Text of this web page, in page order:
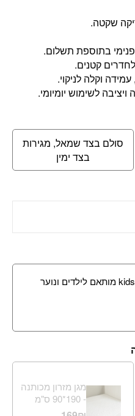
בתוספת תשלום.
קטנים.
וקלה לניקוי.
לשימוש יומיומי.
סולם בצד שמאל, מגירות
בצד ימין
מזרן דגם kids visco מותאם לילדים ונוער
מגן מזרון מכותנה
- 190*90 ס"מ